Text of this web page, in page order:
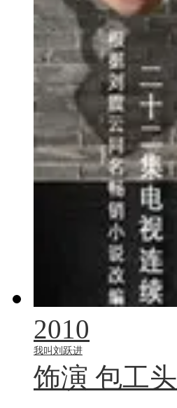
2010
我叫刘跃进
饰演 包工头